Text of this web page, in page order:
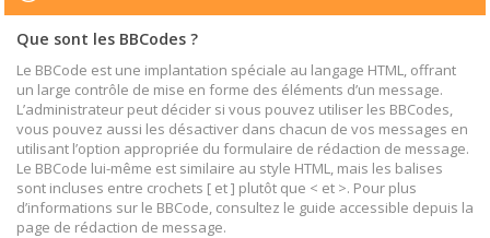
Que sont les BBCodes ?
Le BBCode est une implantation spéciale au langage HTML, offrant
un large contrôle de mise en forme des éléments d’un message.
L’administrateur peut décider si vous pouvez utiliser les BBCodes,
vous pouvez aussi les désactiver dans chacun de vos messages en
utilisant l’option appropriée du formulaire de rédaction de message.
Le BBCode lui-même est similaire au style HTML, mais les balises
sont incluses entre crochets [ et ] plutôt que < et >. Pour plus
d’informations sur le BBCode, consultez le guide accessible depuis la
page de rédaction de message.